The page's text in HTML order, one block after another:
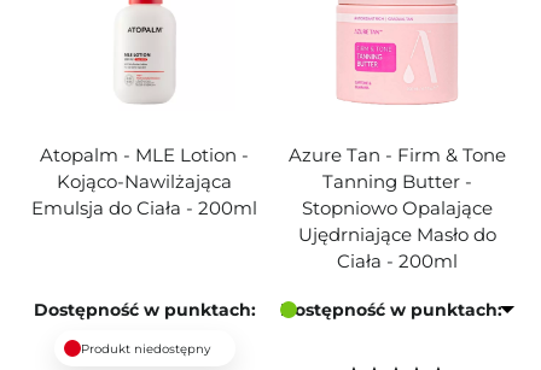
Atopalm - MLE Lotion -
Kojąco-Nawilżająca
Emulsja do Ciała - 200ml
Dostępność w punktach:
Produkt niedostępny
Azure Tan - Firm & Tone
Tanning Butter -
Stopniowo Opalające
Ujędrniające Masło do
Ciała - 200ml
Dostępność w punktach: